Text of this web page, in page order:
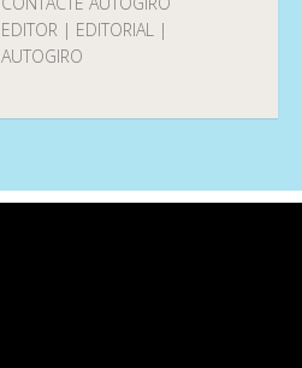
EDITOR | EDITORIAL |
AUTOGIRO